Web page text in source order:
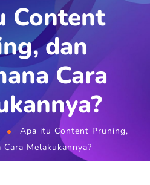
Content
dan
Cara
Apa itu Content Pruning,
Cara Melakukannya?